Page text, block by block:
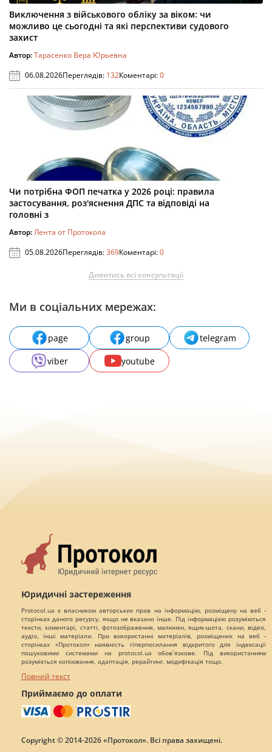
Виключення з військового обліку за віком: чи
можливо це сьогодні та які перспективи судового
захист
Автор:Тарасенко Вера Юрьевна
06.08.2026Переглядів: 132Коментарі:0
Чи потрібна ФОП печатка у 2026 році: правила
застосування, роз'яснення ДПС та відповіді на
головні з
Автор:Лента от Протокола
05.08.2026Переглядів:369Коментарі:0
Дивитись всі консультації
Ми в соціальних мережах:
page group
telegram
viber
youtube
Юридичні застереження
Protocol.ua є власником авторських прав на інформацію, розміщену на веб -
сторінках даного ресурсу, якщо не вказано інше. Під інформацією розуміються
тексти, коментарі, статті, фотозображення, малюнки, ящик-шота, скани, відео,
аудіо, інші матеріали. При використанні матеріалів, розміщених на веб -
сторінках «Протокол» наявність гіперпосилання відкритого для індексації
пошуковими системами на protocol.ua обов`язкове. Під використанням
розуміється копіювання, адаптація, рерайтинг, модифікація тощо.
Повний текст
Приймаємо до оплати
Copyright © 2014-2026 «Протокол». Всі права захищені.